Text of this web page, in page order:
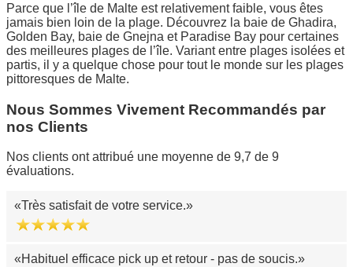
Parce que l’île de Malte est relativement faible, vous êtes
jamais bien loin de la plage. Découvrez la baie de Ghadira,
Golden Bay, baie de Gnejna et Paradise Bay pour certaines
des meilleures plages de l’île. Variant entre plages isolées et
partis, il y a quelque chose pour tout le monde sur les plages
pittoresques de Malte.
Nous Sommes Vivement Recommandés par
nos Clients
Nos clients ont attribué une moyenne de 9,7 de 9
évaluations.
Très satisfait de votre service.
Habituel efficace pick up et retour - pas de soucis.